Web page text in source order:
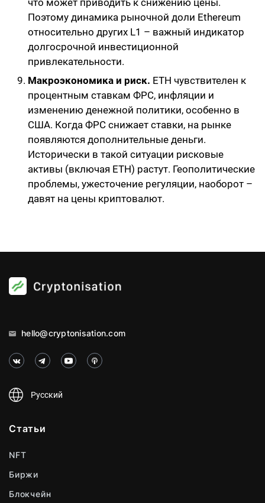
Поэтому динамика рыночной доли Ethereum
относительно других L1 – важный индикатор
долгосрочной инвестиционной
привлекательности.
Макроэкономика и риск. ETH чувствителен к
процентным ставкам ФРС, инфляции и
изменению денежной политики, особенно в
США. Когда ФРС снижает ставки, на рынке
появляются дополнительные деньги.
Исторически в такой ситуации рисковые
активы (включая ETH) растут. Геополитические
проблемы, ужесточение регуляции, наоборот –
давят на цены криптовалют.
hello@cryptonisation.com
Русский
Статьи
NFT
Биржи
Блокчейн